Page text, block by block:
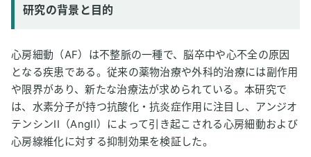
研究の背景と目的
心房細動（AF）は不整脈の一種で、脳卒中や心不全の原因
となる疾患である。従来の薬物治療や外科的治療には副作用
や限界があり、新たな治療法が求められている。本研究で
は、水素分子が持つ抗酸化・抗炎症作用に注目し、アンジオ
テンシンII（AngII）によって引き起こされる心房細動および
心房線維化に対する抑制効果を検証した。